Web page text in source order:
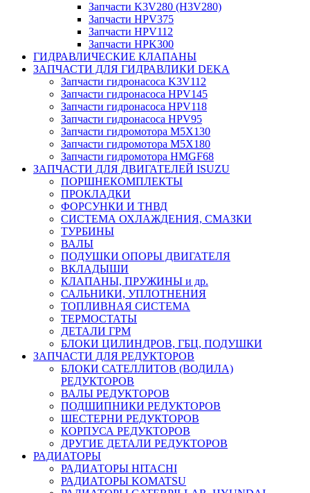
Запчасти K3V280 (H3V280)
Запчасти HPV375
Запчасти HPV112
Запчасти HPK300
ГИДРАВЛИЧЕСКИЕ КЛАПАНЫ
ЗАПЧАСТИ ДЛЯ ГИДРАВЛИКИ DEKA
Запчасти гидронасоса K3V112
Запчасти гидронасоса HPV145
Запчасти гидронасоса HPV118
Запчасти гидронасоса HPV95
Запчасти гидромотора M5X130
Запчасти гидромотора M5X180
Запчасти гидромотора HMGF68
ЗАПЧАСТИ ДЛЯ ДВИГАТЕЛЕЙ ISUZU
ПОРШНЕКОМПЛЕКТЫ
ПРОКЛАДКИ
ФОРСУНКИ И ТНВД
СИСТЕМА ОХЛАЖДЕНИЯ, СМАЗКИ
ТУРБИНЫ
ВАЛЫ
ПОДУШКИ ОПОРЫ ДВИГАТЕЛЯ
ВКЛАДЫШИ
КЛАПАНЫ, ПРУЖИНЫ и др.
САЛЬНИКИ, УПЛОТНЕНИЯ
ТОПЛИВНАЯ СИСТЕМА
ТЕРМОСТАТЫ
ДЕТАЛИ ГРМ
БЛОКИ ЦИЛИНДРОВ, ГБЦ, ПОДУШКИ
ЗАПЧАСТИ ДЛЯ РЕДУКТОРОВ
БЛОКИ САТЕЛЛИТОВ (ВОДИЛА)
РЕДУКТОРОВ
ВАЛЫ РЕДУКТОРОВ
ПОДШИПНИКИ РЕДУКТОРОВ
ШЕСТЕРНИ РЕДУКТОРОВ
КОРПУСА РЕДУКТОРОВ
ДРУГИЕ ДЕТАЛИ РЕДУКТОРОВ
РАДИАТОРЫ
РАДИАТОРЫ HITACHI
РАДИАТОРЫ KOMATSU